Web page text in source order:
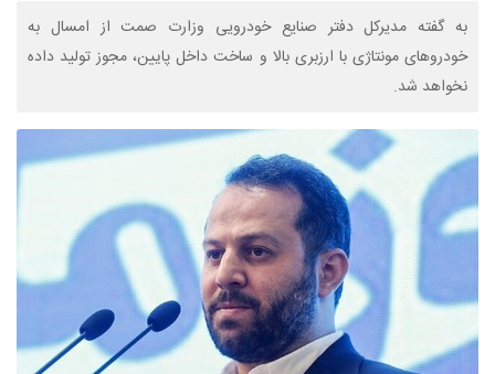
به گفته مدیرکل دفتر صنایع خودرویی وزارت صمت از امسال به
خودروهای مونتاژی با ارزبری بالا و ساخت داخل پایین، مجوز تولید داده
نخواهد شد.